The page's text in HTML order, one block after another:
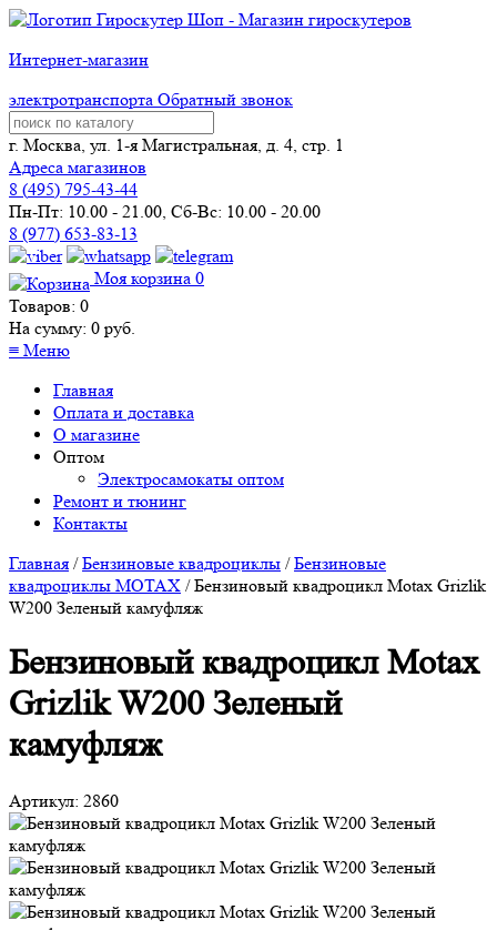
Интернет-магазин
электротранспорта Обратный звонок
г. Москва, ул. 1-я Магистральная, д. 4, стр. 1
Адреса магазинов
8 (495) 795-43-44
Пн-Пт: 10.00 - 21.00, Сб-Вс: 10.00 - 20.00
8 (977) 653-83-13
Моя корзина 0
Товаров: 0
На сумму: 0 руб.
≡ Меню
Главная
Оплата и доставка
О магазине
Оптом
Электросамокаты оптом
Ремонт и тюнинг
Контакты
Главная /Бензиновые квадроциклы /Бензиновые
квадроциклы MOTAX /Бензиновый квадроцикл Motax Grizlik
W200 Зеленый камуфляж
Бензиновый квадроцикл Motax
Grizlik W200 Зеленый
камуфляж
Артикул: 2860